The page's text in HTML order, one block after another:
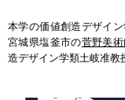
本学の価値創造デザイ
宮城県塩釜市の菅野美
造デザイン学類土岐准教